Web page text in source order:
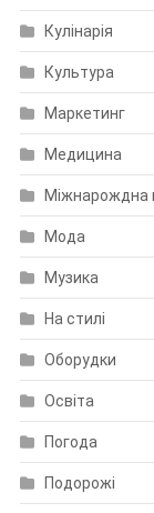
Кулінарія
Культура
Маркетинг
Медицина
Міжнарождна
Мода
Музика
На стилі
Оборудки
Освіта
Погода
Подорожі